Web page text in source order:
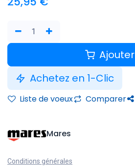
Ajouter
Achetez en 1-Clic
Liste de voeux Comparer
Mares
Conditions générales